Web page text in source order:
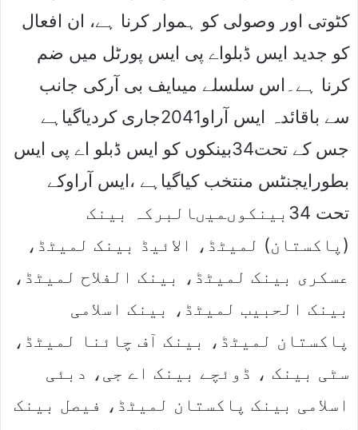
کٹوتی اور وصولی کو ہموار کرنا ہے، ان افعال
کو جدید ایس ڈبلواے پی ایس پورٹل میں ضم
کرنا ہے۔اس سلسلے میںایف بی آرکی جانب
سے باقائدہ ایس آراو2041جاری کردیاگیاہے
جس کے تحت34بینکوں کو ایس ڈبلو اے پی ایس
بطورایجنٹس منتخب کیاگیاہے ،ایس آراوکے
تحت 34بینکوںمیںالبرکہ بینک
(پاکستان) لمیٹڈ، الائیڈ بینک لمیٹڈ،
عسکری بینک لمیٹڈ، بینک الفلاح لمیٹڈ،
بینک الحبیب لمیٹڈ، بینک اسلامی
پاکستان لمیٹڈ، بینک آف چائنا لمیٹڈ،
سٹی بینک ، ڈوئچے بینک اے جی، دبئی
اسلامی بینک پاکستان لمیٹڈ، فیصل بینک